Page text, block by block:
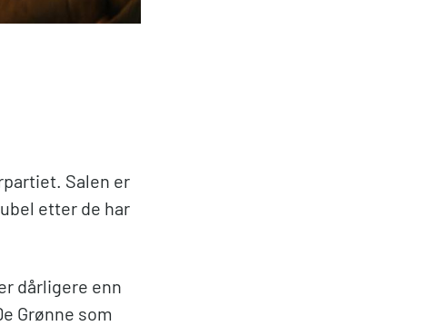
Salen er
etter de har
dårligere enn
Grønne som